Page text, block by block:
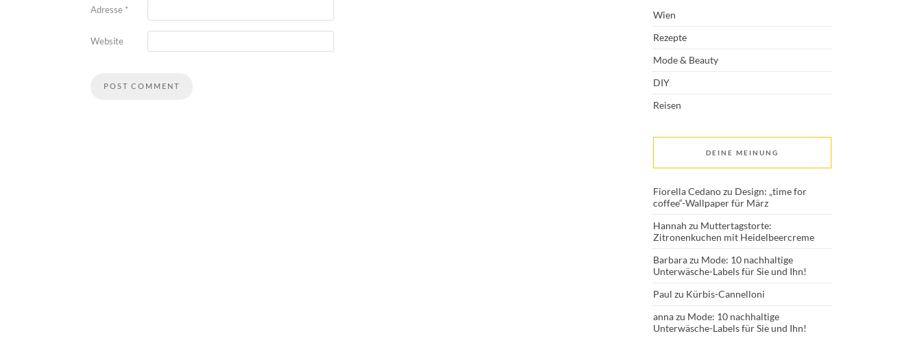
Adresse *
Website
Wien
Rezepte
Mode & Beauty
DIY
Reisen
DEINE MEINUNG
Fiorella Cedanozu Design: „time for
coffee“-Wallpaper für März
Hannah zu Muttertagstorte:
Zitronenkuchen mit Heidelbeercreme
Barbarazu Mode: 10 nachhaltige
Unterwäsche-Labels für Sie und Ihn!
Paul zu Kürbis-Cannelloni
annazu Mode: 10 nachhaltige
Unterwäsche-Labels für Sie und Ihn!